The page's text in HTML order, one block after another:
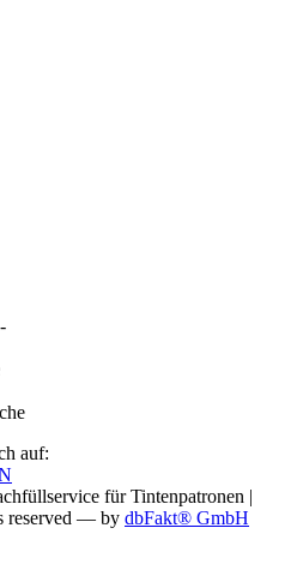
auf:
fürTintenpatronen |
reserved — by dbFakt® GmbH